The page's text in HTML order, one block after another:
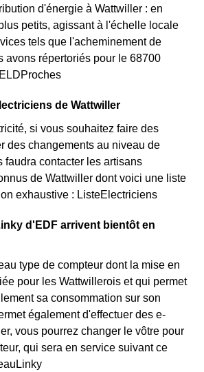
d'énergie à Wattwiller : en
petits, agissant à l'échelle locale
tels que l'acheminement de
avons répertoriés pour le 68700
de Wattwiller
si vous souhaitez faire des
des changements au niveau de
faudra contacter les artisans
de Wattwiller dont voici une liste
exhaustive : ListeElectriciens
d'EDF arrivent bientôt en
type de compteur dont la mise en
pour les Wattwillerois et qui permet
sa consommation sur son
également d'effectuer des e-
vous pourrez changer le vôtre pour
qui sera en service suivant ce